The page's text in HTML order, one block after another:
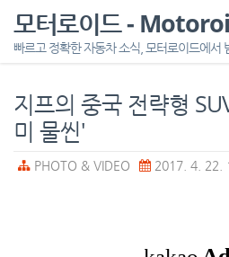
모터로이드 -
빠르고 정확한 자동차 소식, 모터로이드에서
지프의 중국 전략형
미 물씬'
PHOTO & VIDEO 2017. 4. 22.